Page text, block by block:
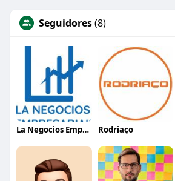
Seguidores(8)
La Negocios Empresariais Rodriaço